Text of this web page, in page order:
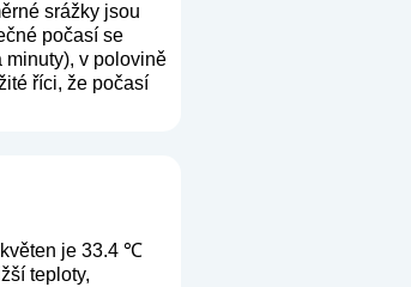
srážky jsou
počasí se
minuty), v polovině
říci, že počasí
je 33.4 ℃
teploty,